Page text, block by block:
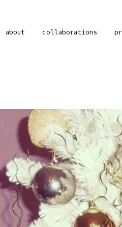
about collaborations